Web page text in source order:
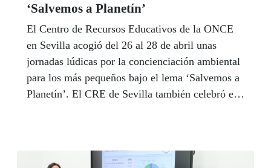
‘Salvemos a Planetín’
El Centro de Recursos Educativos de la ONCE
en Sevilla acogió del 26 al 28 de abril unas
jornadas lúdicas por la concienciación ambiental
para los más pequeños bajo el lema ‘Salvemos a
Planetín’. El CRE de Sevilla también celebró el